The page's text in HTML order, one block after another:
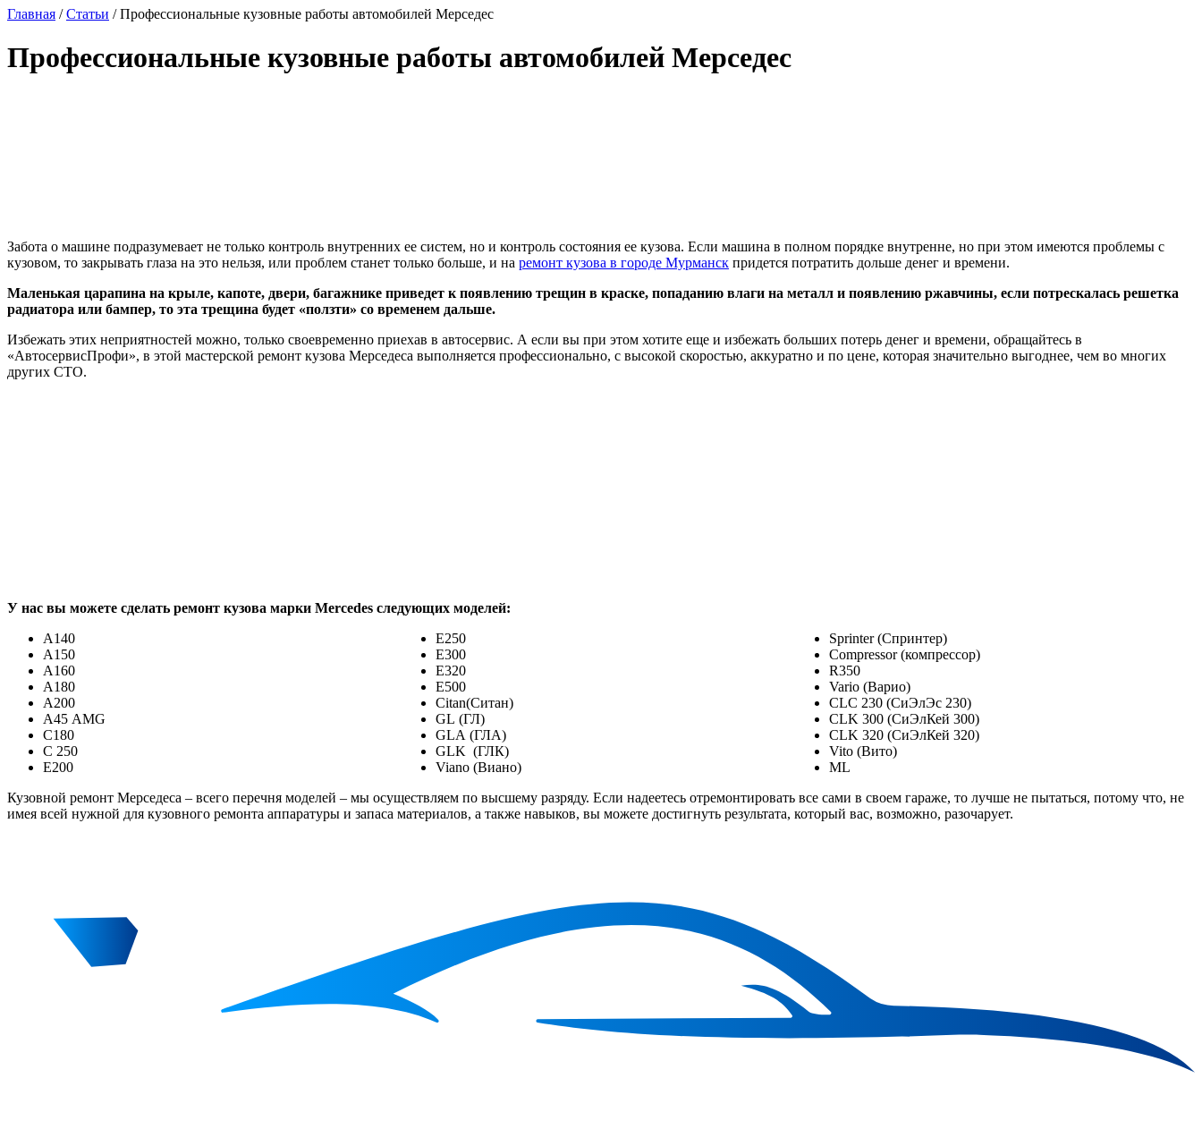
Главная / Статьи / Профессиональные кузовные работы автомобилей Мерседес
Профессиональные кузовные работы автомобилей Мерседес
Забота о машине подразумевает не только контроль внутренних ее систем, но и контроль состояния ее кузова. Если машина в полном порядке внутренне, но при этом имеются проблемы с
кузовом, то закрывать глаза на это нельзя, или проблем станет только больше, и на ремонт кузова в городе Мурманск придется потратить дольше денег и времени.
Маленькая царапина на крыле, капоте, двери, багажнике приведет к появлению трещин в краске, попаданию влаги на металл и появлению ржавчины, если потрескалась решетка
радиатора или бампер, то эта трещина будет «ползти» со временем дальше.
Избежать этих неприятностей можно, только своевременно приехав в автосервис. А если вы при этом хотите еще и избежать больших потерь денег и времени, обращайтесь в
«АвтосервисПрофи», в этой мастерской ремонт кузова Мерседеса выполняется профессионально, с высокой скоростью, аккуратно и по цене, которая значительно выгоднее, чем во многих
других СТО.
У нас вы можете сделать ремонт кузова марки Mercedes следующих моделей:
A140
A150
A160
A180
A200
A45 AMG
С180
C 250
Е200
Е250
Е300
Е320
Е500
Citan(Ситан)
GL (ГЛ)
GLA (ГЛА)
GLK (ГЛК)
Viano (Виано)
Sprinter (Спринтер)
Сompressor (компрессор)
R350
Vario (Варио)
CLC 230 (СиЭлЭс 230)
CLK 300 (СиЭлКей 300)
CLK 320 (СиЭлКей 320)
Vito (Вито)
ML
Кузовной ремонт Мерседеса – всего перечня моделей – мы осуществляем по высшему разряду. Если надеетесь отремонтировать все сами в своем гараже, то лучше не пытаться, потому что, не
имея всей нужной для кузовного ремонта аппаратуры и запаса материалов, а также навыков, вы можете достигнуть результата, который вас, возможно, разочарует.